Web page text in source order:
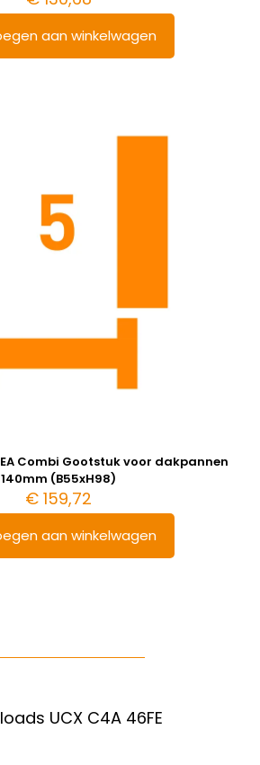
aan winkelwagen
Combi Gootstuk voor dakpannen
140mm (B55xH98)
€ 159,72
aan winkelwagen
UCX C4A 46FE